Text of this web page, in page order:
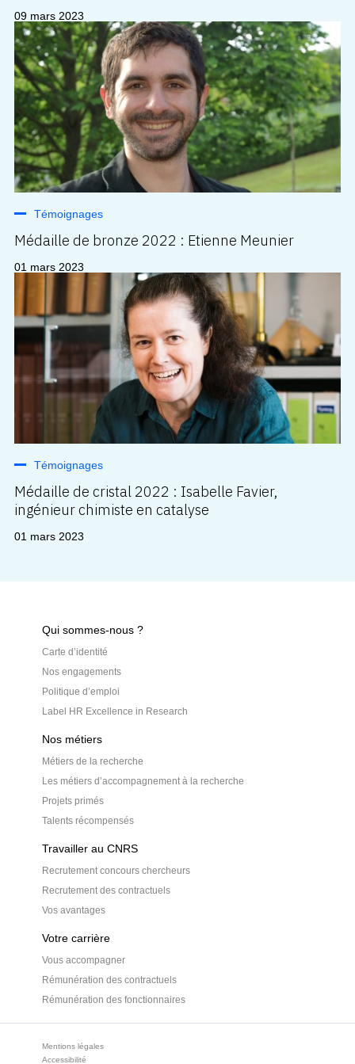
09 mars 2023
Témoignages
Médaille de bronze 2022 : Etienne Meunier
01 mars 2023
Témoignages
Médaille de cristal 2022 : Isabelle Favier,
ingénieur chimiste en catalyse
01 mars 2023
Qui sommes-nous ?
Carte d’identité
Nos engagements
Politique d’emploi
Label HR Excellence in Research
Nos métiers
Métiers de la recherche
Les métiers d’accompagnement à la recherche
Projets primés
Talents récompensés
Travailler au CNRS
Recrutement concours chercheurs
Recrutement des contractuels
Vos avantages
Votre carrière
Vous accompagner
Rémunération des contractuels
Rémunération des fonctionnaires
Mentions légales
Accessibilité